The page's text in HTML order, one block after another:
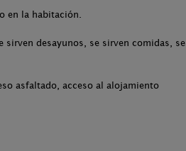
en la habitación.
sirven desayunos, se sirven comidas, se
asfaltado, acceso al alojamiento